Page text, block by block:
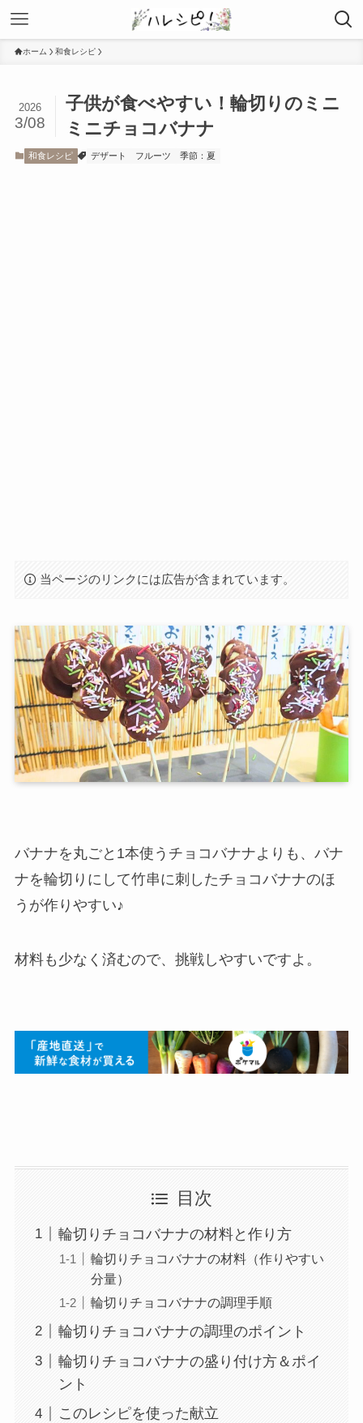
ホーム 和食レシピ
子供が食べやすい！輪切りのミニ
ミニチョコバナナ
2026
3/08
和食レシピ デザート フルーツ 季節：夏
当ページのリンクには広告が含まれています。
バナナを丸ごと1本使うチョコバナナよりも、バナ
ナを輪切りにして竹串に刺したチョコバナナのほ
うが作りやすい♪
材料も少なく済むので、挑戦しやすいですよ。
目次
輪切りチョコバナナの材料と作り方
輪切りチョコバナナの材料（作りやすい
分量）
輪切りチョコバナナの調理手順
輪切りチョコバナナの調理のポイント
輪切りチョコバナナの盛り付け方＆ポイ
ント
このレシピを使った献立